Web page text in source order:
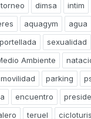
torneo dimsa intim
aquagym agua
portellada sexualidad
Ambiente
movilidad parking
encuentro
teruel